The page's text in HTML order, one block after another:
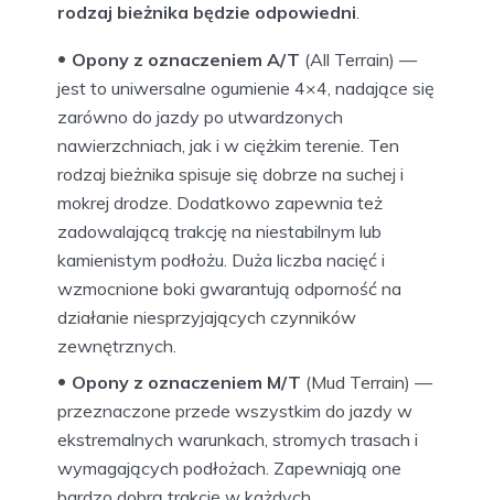
rodzaj bieżnika będzie odpowiedni.
Opony z oznaczeniem A/T (All Terrain) —
jest to uniwersalne ogumienie 4×4, nadające się
zarówno do jazdy po utwardzonych
nawierzchniach, jak i w ciężkim terenie. Ten
rodzaj bieżnika spisuje się dobrze na suchej i
mokrej drodze. Dodatkowo zapewnia też
zadowalającą trakcję na niestabilnym lub
kamienistym podłożu. Duża liczba nacięć i
wzmocnione boki gwarantują odporność na
działanie niesprzyjających czynników
zewnętrznych.
Opony z oznaczeniem M/T (Mud Terrain) —
przeznaczone przede wszystkim do jazdy w
ekstremalnych warunkach, stromych trasach i
wymagających podłożach. Zapewniają one